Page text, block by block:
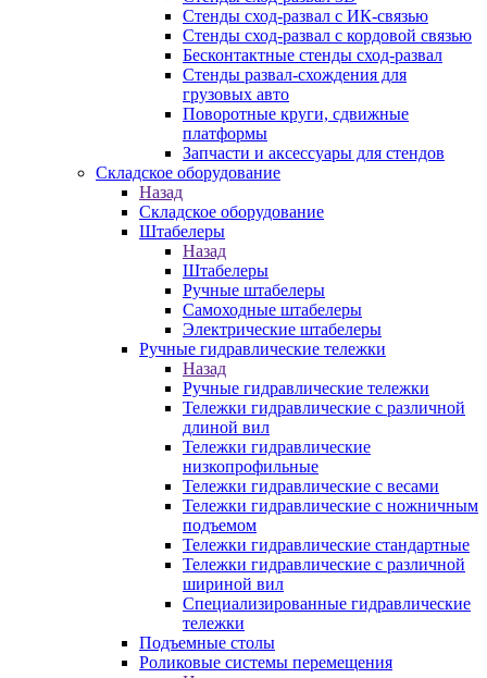
Стенды сход-развал с ИК-связью
Стенды сход-развал с кордовой связью
Бесконтактные стенды сход-развал
Стенды развал-схождения для
грузовых авто
Поворотные круги, сдвижные
платформы
Запчасти и аксессуары для стендов
Складское оборудование
Назад
Складское оборудование
Штабелеры
Назад
Штабелеры
Ручные штабелеры
Самоходные штабелеры
Электрические штабелеры
Ручные гидравлические тележки
Назад
Ручные гидравлические тележки
Тележки гидравлические с различной
длиной вил
Тележки гидравлические
низкопрофильные
Тележки гидравлические с весами
Тележки гидравлические с ножничным
подъемом
Тележки гидравлические стандартные
Тележки гидравлические с различной
шириной вил
Специализированные гидравлические
тележки
Подъемные столы
Роликовые системы перемещения